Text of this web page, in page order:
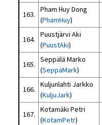
163.
Pham Huy Dong
(PhamHuy)
164.
Puustjärvi Aki
(PuustAki)
165.
Seppälä Marko
(SeppäMark)
166.
Kuljunlahti Jarkko
(KuljuJark)
167.
Kotamäki Petri
(KotamPetr)